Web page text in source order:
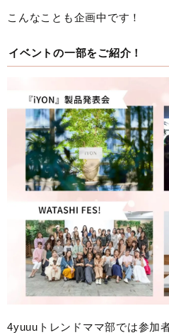
こんなことも企画中です！
イベントの一部をご紹介！
4yuuuトレンドママ部では参加